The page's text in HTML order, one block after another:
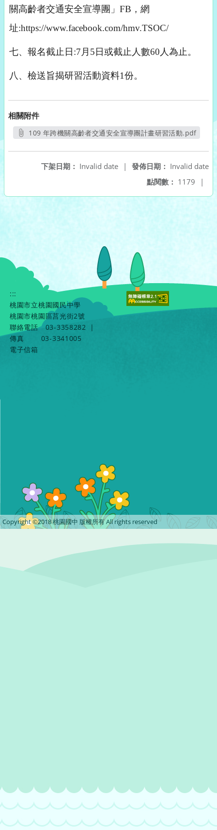
關高齡者交通安全宣導團」FB，網
址:https://www.facebook.com/hmv.TSOC/
七、報名截止日:7月5日或截止人數60人為止。
八、 檢送旨揭研習活動資料1份。
相關附件
109 年跨機關高齡者交通安全宣導團計畫研習活動.pdf
發佈日期： Invalid date
下架日期： Invalid date
|
點閱數： 1179 |
:::
桃園市立桃園國民中學
桃園市桃園區莒光街2號
聯絡電話
03-3358282
|
傳真
03-3341005
電子信箱
Copyright ©2018 桃園國中 版權所有 All rights reserved